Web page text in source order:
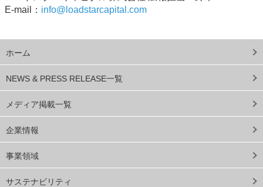
ホーム
NEWS & PRESS RELEASE一覧
メディア掲載一覧
企業情報
事業領域
サステナビリティ
E-mail： info@loadstarcapital.com